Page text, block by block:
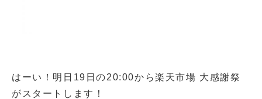
はーい！明日19日の20:00から楽天市場 大感謝祭
がスタートします！